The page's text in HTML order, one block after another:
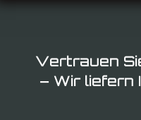
Vertrauen
– Wir liefern